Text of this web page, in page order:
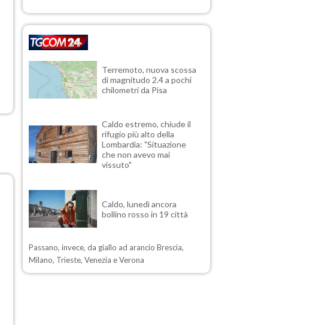
Terremoto, nuova scossa
di magnitudo 2.4 a pochi
chilometri da Pisa
Caldo estremo, chiude il
rifugio più alto della
Lombardia: "Situazione
che non avevo mai
vissuto"
Caldo, lunedì ancora
bollino rosso in 19 città
Passano, invece, da giallo ad arancio Brescia,
Milano, Trieste, Venezia e Verona